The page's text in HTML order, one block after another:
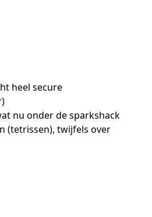
heel secure
nu onder de sparkshack
(tetrissen), twijfels over